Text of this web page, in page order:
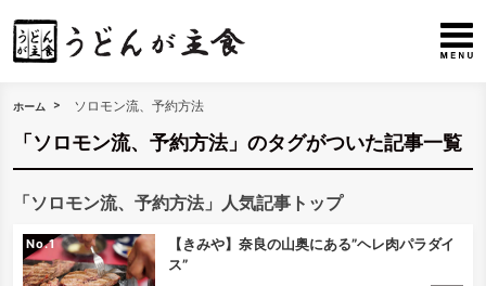
ホーム ソロモン流、予約方法
「ソロモン流、予約方法」のタグがついた記事一覧
「ソロモン流、予約方法」人気記事トップ
No.
【きみや】奈良の山奥にある”ヘレ肉パラダイ
ス”